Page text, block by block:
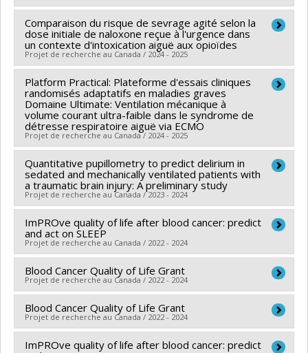
conversationnelle dans l’accompagnement des
patients au pris avec des symptômes
complexes pendant les traitements de
chimiothérapie.
Chloé Martineau-Lessard (2019 - 2021) : Le
réflexe photomoteur pour évaluer l’état
analgésique des patients traumatisés crâniens
sédationnés et incapables de communiquer à
l’unité des soins intensifs.
Sabrina Bouferguene (2017 - 2019) : Effets de
l’âge et de la douleur sur le profil sensoriel de
l’adulte ayant survécu à un traumatisme
craniocérébral modéré/sévère.
Sources de financement :CRSH/Conseil de recherches
en sciences humaines du Canada
Programmes de subvention :PVXXXXXX-Subvention
Savoir
Chercheur principal : Louis De Beaumont
Co-chercheurs : Gilles Lavigne,Francis Bernard,
Dominique Rouleau,David Williamson
Arbour
Louis Gendron , Yves De Koninck
Patrick Near ,Anne-Marie Pinard
Sources de financement :IRSC/Instituts de recherche
en santé du Canada
Programmes de subvention :PVXXXXXX-Subvention
d'équipe
Comparaison du risque de sevrage agité selon la
dose initiale de naloxone reçue à l'urgence dans
un contexte d'intoxication aiguë aux opioïdes
Projet de recherche au Canada / 2024 - 2025
Chercheur principal : Caroline Arbour
Sources de financement :FRQS/Fonds de recherche
du Québec - Santé (FRSQ)
Programmes de subvention :
Platform Practical: Plateforme d'essais cliniques
randomisés adaptatifs en maladies graves
Domaine Ultimate: Ventilation mécanique à
volume courant ultra-faible dans le syndrome de
détresse respiratoire aiguë via ECMO
Projet de recherche au Canada / 2024 - 2025
Chercheur principal : Caroline Arbour
Sources de financement :IRSC/Instituts de recherche
en santé du Canada
Programmes de subvention :
Quantitative pupillometry to predict delirium in
sedated and mechanically ventilated patients with
a traumatic brain injury: A preliminary study
Projet de recherche au Canada / 2023 - 2024
Chercheur principal : Caroline Arbour
Sources de financement : Réseau de recherche
portant sur les interventions en sciences infirmières
du Québec (RRISIQ)
Programmes de subvention :
ImPROve quality of life after blood cancer: predict
and act on SLEEP
Projet de recherche au Canada / 2022 - 2024
Chercheur principal : Karine Bilodeau
Co-chercheurs : Caroline Arbour,David Ogez,Josée
Savard,Samantha Mayo
Sources de financement :IRSCC/Institut de recherche
de la Société canadienne du cancer
Blood Cancer Quality of Life Grant
Projet de recherche au Canada / 2022 - 2024
Chercheur principal : Karine Bilodeau
Co-chercheurs : Caroline Arbour
Sources de financement :IRSCC/Institut de recherche
Blood Cancer Quality of Life Grant
Projet de recherche au Canada / 2022 - 2024
Chercheur principal : Karine Bilodeau
ImPROve quality of life after blood cancer: predict